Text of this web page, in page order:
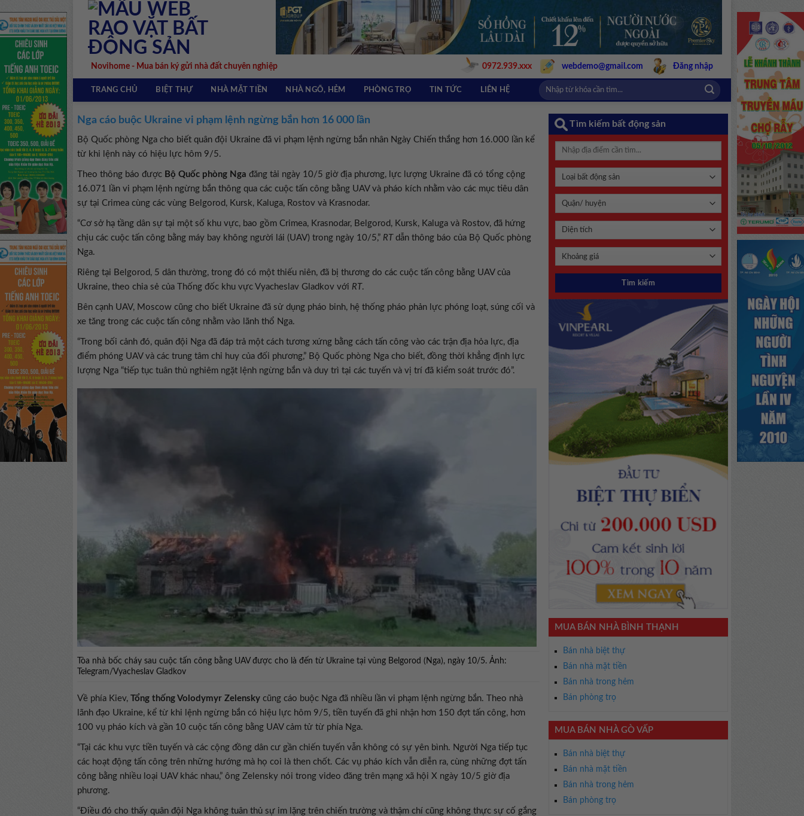
Skip
content
Novihome - Mua bán ký gửi nhà đất chuyên nghiệp 0972.939.xxx webdemo@gmail.com Đăng nhập
TRANG CHỦ BIỆT THỰ NHÀ MẶT TIỀN NHÀ NGÕ, HẺM PHÒNG TRỌ TIN TỨC LIÊN HỆ
Nga cáo buộc Ukraine vi phạm lệnh ngừng bắn hơn 16 000 lần
Bộ Quốc phòng Nga cho biết quân đội Ukraine đã vi phạm lệnh ngừng bắn nhân Ngày Chiến thắng hơn 16.000 lần kể
từ khi lệnh này có hiệu lực hôm 9/5.
Theo thông báo được Bộ Quốc phòng Nga đăng tải ngày 10/5 giờ địa phương, lực lượng Ukraine đã có tổng cộng
16.071 lần vi phạm lệnh ngừng bắn thông qua các cuộc tấn công bằng UAV và pháo kích nhằm vào các mục tiêu dân
sự tại Crimea cùng các vùng Belgorod, Kursk, Kaluga, Rostov và Krasnodar.
“Cơ sở hạ tầng dân sự tại một số khu vực, bao gồm Crimea, Krasnodar, Belgorod, Kursk, Kaluga và Rostov, đã hứng
chịu các cuộc tấn công bằng máy bay không người lái (UAV) trong ngày 10/5,” RT dẫn thông báo của Bộ Quốc phòng
Nga.
Riêng tại Belgorod, 5 dân thường, trong đó có một thiếu niên, đã bị thương do các cuộc tấn công bằng UAV của
Ukraine, theo chia sẻ của Thống đốc khu vực Vyacheslav Gladkov với RT .
Bên cạnh UAV, Moscow cũng cho biết Ukraine đã sử dụng pháo binh, hệ thống pháo phản lực phóng loạt, súng cối và
xe tăng trong các cuộc tấn công nhằm vào lãnh thổ Nga.
“Trong bối cảnh đó, quân đội Nga đã đáp trả một cách tương xứng bằng cách tấn công vào các trận địa hỏa lực, địa
điểm phóng UAV và các trung tâm chỉ huy của đối phương,” Bộ Quốc phòng Nga cho biết, đồng thời khẳng định lực
lượng Nga “tiếp tục tuân thủ nghiêm ngặt lệnh ngừng bắn và duy trì tại các tuyến và vị trí đã kiểm soát trước đó”.
Tòa nhà bốc cháy sau cuộc tấn công bằng UAV được cho là đến từ Ukraine tại vùng Belgorod (Nga), ngày 10/5. Ảnh:
Telegram/Vyacheslav Gladkov
Về phía Kiev, Tổng thống Volodymyr Zelensky cũng cáo buộc Nga đã nhiều lần vi phạm lệnh ngừng bắn. Theo nhà
lãnh đạo Ukraine, kể từ khi lệnh ngừng bắn có hiệu lực hôm 9/5, tiền tuyến đã ghi nhận hơn 150 đợt tấn công, hơn
100 vụ pháo kích và gần 10 cuộc tấn công bằng UAV cảm tử từ phía Nga.
“Tại các khu vực tiền tuyến và các cộng đồng dân cư gần chiến tuyến vẫn không có sự yên bình. Người Nga tiếp tục
các hoạt động tấn công trên những hướng mà họ coi là then chốt. Các vụ pháo kích vẫn diễn ra, cùng những đợt tấn
công bằng nhiều loại UAV khác nhau,” ông Zelensky nói trong video đăng trên mạng xã hội X ngày 10/5 giờ địa
phương.
“Điều đó cho thấy quân đội Nga không tuân thủ sự im lặng trên chiến trường và thậm chí cũng không thực sự cố gắng
Tìm kiếm bất động sản
MUA BÁN NHÀ BÌNH THẠNH
Bán nhà biệt thự
Bán nhà mặt tiền
Bán nhà trong hẻm
Bán phòng trọ
MUA BÁN NHÀ GÒ VẤP
Bán nhà biệt thự
Bán nhà mặt tiền
Bán nhà trong hẻm
Bán phòng trọ